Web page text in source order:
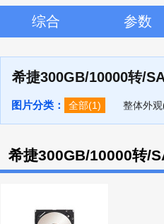
综合 参数
希捷300GB/10000转/
图片分类： 全部(1) 整体外观
希捷300GB/10000转/